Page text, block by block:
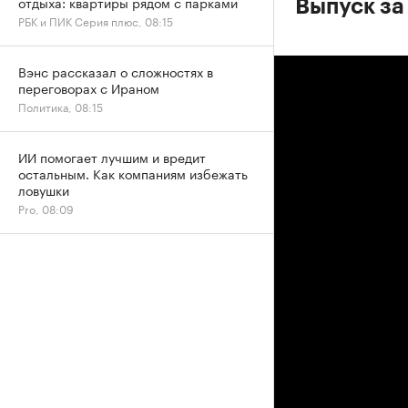
Выпуск
РБК и ПИК Серия плюс, 08:15
Вэнс рассказал о сложностях в
переговорах с Ираном
Политика, 08:15
ИИ помогает лучшим и вредит
остальным. Как компаниям избежать
ловушки
Pro, 08:09